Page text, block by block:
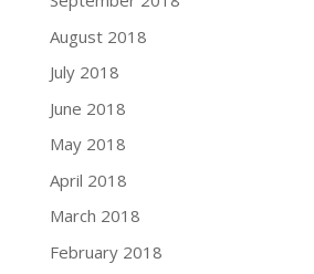
August 2018
July 2018
June 2018
May 2018
April 2018
March 2018
February 2018